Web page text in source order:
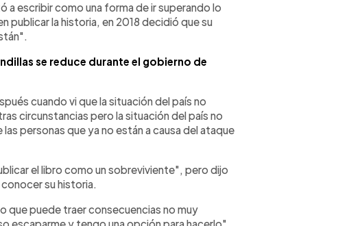
a escribir como una forma de ir superando lo
publicar la historia, en 2018 decidió que su
se reduce durante el gobierno de
cuando vi que la situación del país no
circunstancias pero la situación del país no
personas que ya no están a causa del ataque
el libro como un sobreviviente", pero dijo
su historia.
que puede traer consecuencias no muy